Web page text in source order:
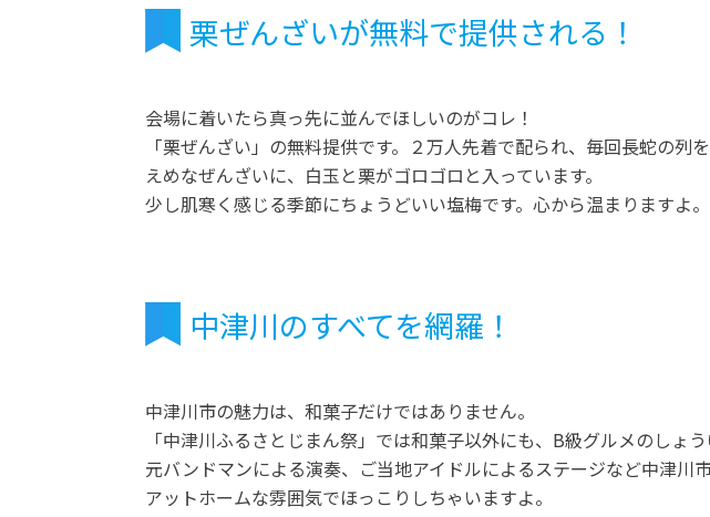
栗ぜんざいが無料で提供される！
会場に着いたら真っ先に並んでほしいのがコレ！
「栗ぜんざい」の無料提供です。２万人先着で配られ、毎回長蛇の列
えめなぜんざいに、白玉と栗がゴロゴロと入っています。
少し肌寒く感じる季節にちょうどいい塩梅です。心から温まりますよ。
中津川のすべてを網羅！
中津川市の魅力は、和菓子だけではありません。
「中津川ふるさとじまん祭」では和菓子以外にも、B級グルメのしょ
元バンドマンによる演奏、ご当地アイドルによるステージなど中津川
アットホームな雰囲気でほっこりしちゃいますよ。